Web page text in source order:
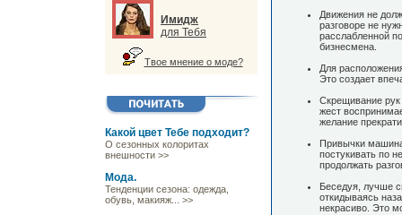
Имидж
для Тебя
Твое мнение о моде?
Какой цвет Тебе подходит?
О сезонных колоритах
внешности >>
Мода.
Тенденции сезона: одежда,
обувь, макияж... >>
Движения не
разговоре не
расслабленной
бизнесмена.
Для
Это создает
Скрещивание рук
жест
желание
Привычки
постукивать по
продолжать
Беседуя, лучше
откидываясь
некрасиво. Это